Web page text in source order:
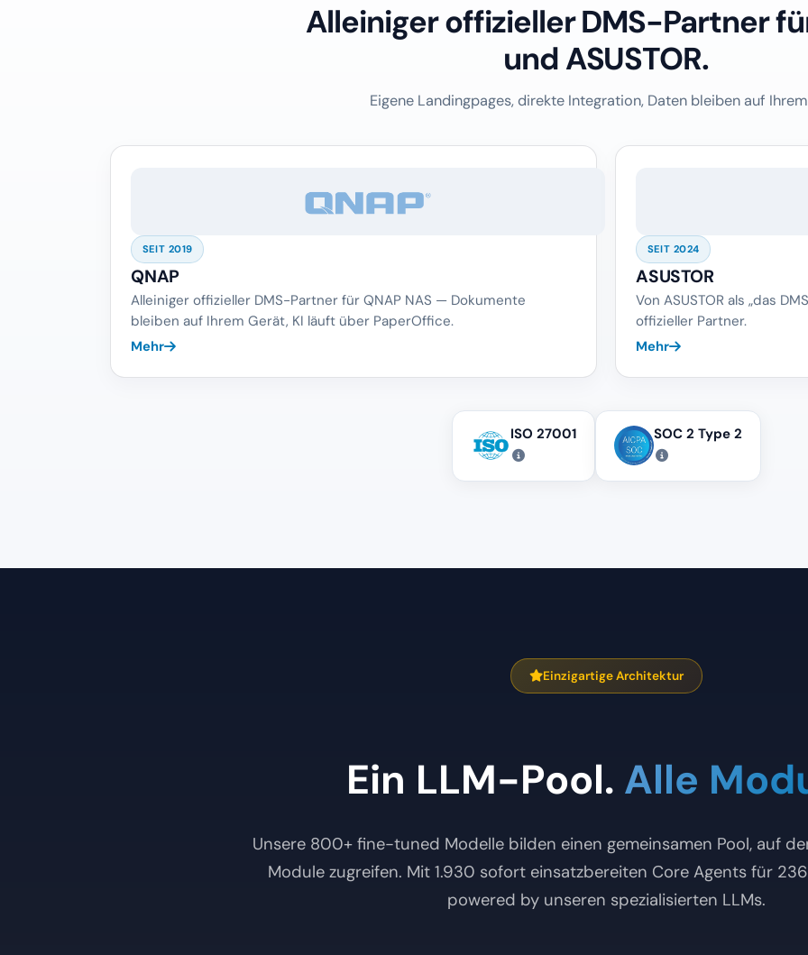
Alleiniger offizieller DMS-Partner
und ASUSTOR.
Eigene Landingpages, direkte Integration, Daten bleiben auf Ihrem
SEIT 2019
QNAP
Alleiniger offizieller DMS-Partner für QNAP NAS — Dokumente
bleiben auf Ihrem Gerät, KI läuft über PaperOffice.
Mehr
SEIT 2024
ASUSTOR
Von ASUSTOR als „das
offizieller Partner.
Mehr
ISO 27001 SOC 2 Type 2
Einzigartige Architektur
Ein LLM-Pool. Alle
Unsere 800+ fine-tuned Modelle bilden einen gemeinsamen Pool, auf
Module zugreifen. Mit 1.930 sofort einsatzbereiten Core Agents für
powered by unseren spezialisierten LLMs.